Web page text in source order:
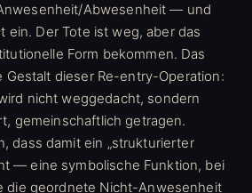
Abwesenheit — und
ein. Der Tote ist weg, aber das
Form bekommen. Das
Gestalt dieser Re-entry-Operation:
nicht weggedacht, sondern
gemeinschaftlich getragen.
dass damit ein „strukturierter
— eine symbolische Funktion, bei
die geordnete Nicht-Anwesenheit